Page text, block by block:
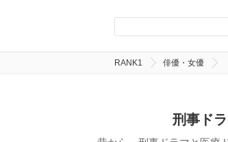
RANK1 俳優・女優
刑事ド